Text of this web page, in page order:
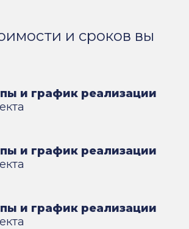
и сроков вы
и график реализации
и график реализации
и график реализации